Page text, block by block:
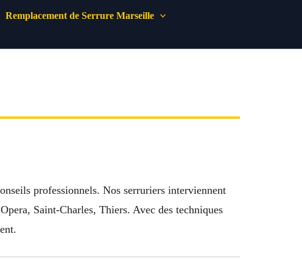
Remplacement de Serrure Marseille
professionnels. Nos serruriers interviennent
Saint-Charles, Thiers. Avec des techniques